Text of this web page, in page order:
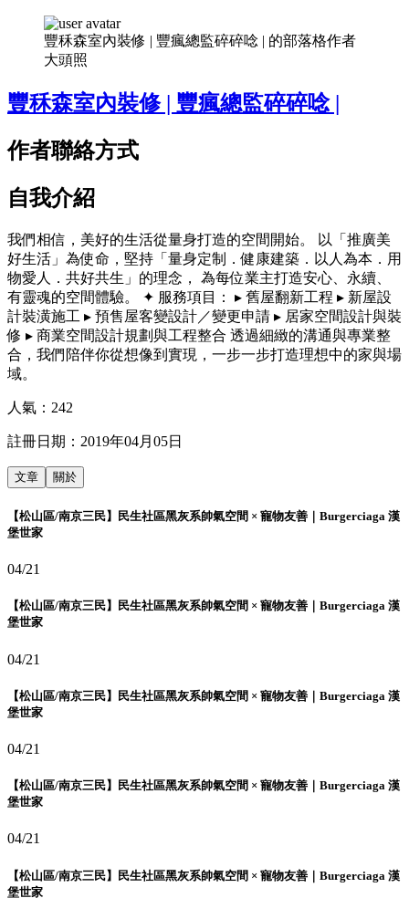
豐秝森室內裝修 | 豐瘋總監碎碎唸 | 的部落格作者
大頭照
豐秝森室內裝修 | 豐瘋總監碎碎唸 |
作者聯絡方式
自我介紹
我們相信，美好的生活從量身打造的空間開始。 以「推廣美
好生活」為使命，堅持「量身定制．健康建築．以人為本．用
物愛人．共好共生」的理念， 為每位業主打造安心、永續、
有靈魂的空間體驗。 ✦ 服務項目： ▸ 舊屋翻新工程 ▸ 新屋設
計裝潢施工 ▸ 預售屋客變設計／變更申請 ▸ 居家空間設計與裝
修 ▸ 商業空間設計規劃與工程整合 透過細緻的溝通與專業整
合，我們陪伴你從想像到實現，一步一步打造理想中的家與場
域。
人氣： 242
註冊日期： 2019年04月05日
文章 關於
【松山區/南京三民】民生社區黑灰系帥氣空間 × 寵物友善｜Burgerciaga 漢
堡世家
04/21
【松山區/南京三民】民生社區黑灰系帥氣空間 × 寵物友善｜Burgerciaga 漢
堡世家
04/21
【松山區/南京三民】民生社區黑灰系帥氣空間 × 寵物友善｜Burgerciaga 漢
堡世家
04/21
【松山區/南京三民】民生社區黑灰系帥氣空間 × 寵物友善｜Burgerciaga 漢
堡世家
04/21
【松山區/南京三民】民生社區黑灰系帥氣空間 × 寵物友善｜Burgerciaga 漢
堡世家